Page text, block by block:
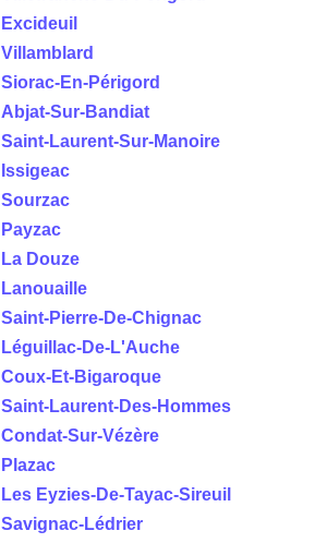
Excideuil
Villamblard
Siorac-En-Périgord
Abjat-Sur-Bandiat
Saint-Laurent-Sur-Manoire
Issigeac
Sourzac
Payzac
La Douze
Lanouaille
Saint-Pierre-De-Chignac
Léguillac-De-L'Auche
Coux-Et-Bigaroque
Saint-Laurent-Des-Hommes
Condat-Sur-Vézère
Plazac
Les Eyzies-De-Tayac-Sireuil
Savignac-Lédrier